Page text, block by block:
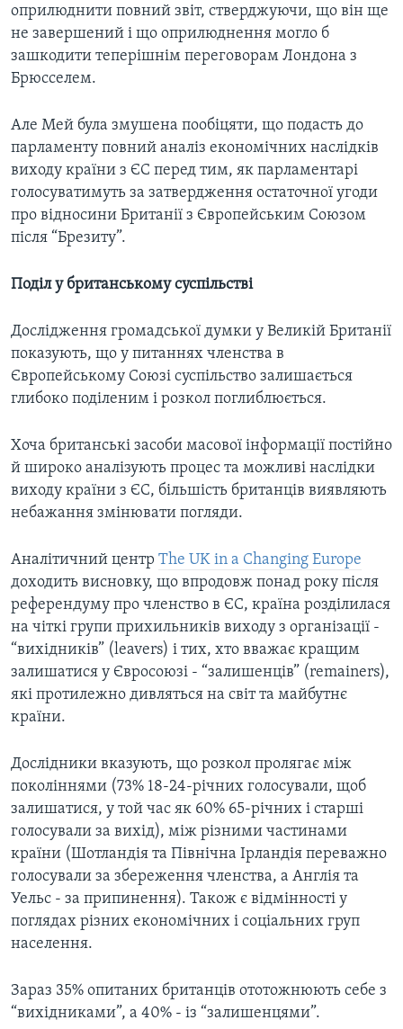
оприлюднити повний звіт, стверджуючи, що він ще
не завершений і що оприлюднення могло б
зашкодити теперішнім переговорам Лондона з
Брюсселем.
Але Мей була змушена пообіцяти, що подасть до
парламенту повний аналіз економічних наслідків
виходу країни з ЄС перед тим, як парламентарі
голосуватимуть за затвердження остаточної угоди
про відносини Британії з Європейським Союзом
після “Брезиту”.
Поділ у британському суспільстві
Дослідження громадської думки у Великій Британії
показують, що у питаннях членства в
Європейському Союзі суспільство залишається
глибоко поділеним і розкол поглиблюється.
Хоча британські засоби масової інформації постійно
й широко аналізують процес та можливі наслідки
виходу країни з ЄС, більшість британців виявляють
небажання змінювати погляди.
Аналітичний центр The UK in a Changing Europe
доходить висновку, що впродовж понад року після
референдуму про членство в ЄС, країна розділилася
на чіткі групи прихильників виходу з організації -
“вихідників” (leavers) і тих, хто вважає кращим
залишатися у Євросоюзі - “залишенців” (remainers),
які протилежно дивляться на світ та майбутнє
країни.
Дослідники вказують, що розкол пролягає між
поколіннями (73% 18-24-річних голосували, щоб
залишатися, у той час як 60% 65-річних і старші
голосували за вихід), між різними частинами
країни (Шотландія та Північна Ірландія переважно
голосували за збереження членства, а Англія та
Уельс - за припинення). Також є відмінності у
поглядах різних економічних і соціальних груп
населення.
Зараз 35% опитаних британців ототожнюють себе з
“вихідниками”, а 40% - із “залишенцями”.